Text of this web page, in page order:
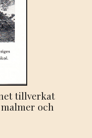
tillverkat
och